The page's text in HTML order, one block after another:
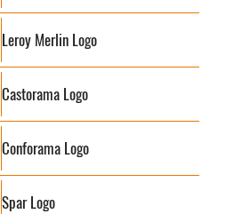
Leroy Merlin Logo
Castorama Logo
Conforama Logo
Spar Logo